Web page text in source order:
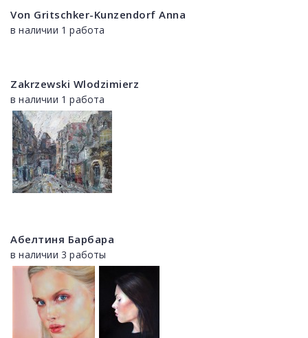
Von Gritschker-Kunzendorf Anna
в наличии 1 работа
Zakrzewski Wlodzimierz
в наличии 1 работа
Абелтиня Барбара
в наличии 3 работы